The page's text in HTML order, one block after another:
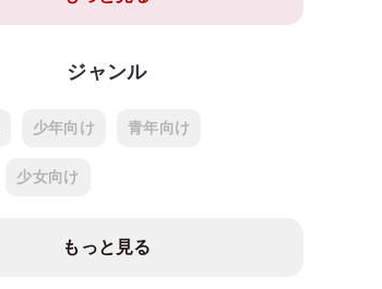
ジャンル
少年向け 青年向け
少女向け
もっと見る